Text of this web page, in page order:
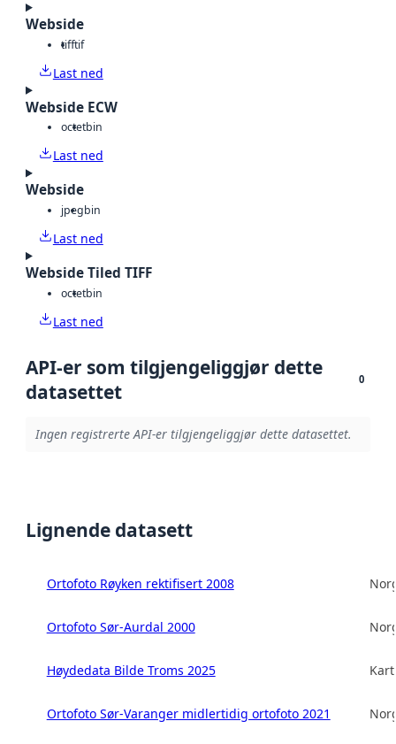
Webside
tifftif
Last ned
Webside ECW
octetbin
Last ned
Webside
jpegbin
Last ned
Webside Tiled TIFF
octetbin
Last ned
API-er som tilgjengeliggjør dette
datasettet
0
Ingen registrerte API-er tilgjengeliggjør dette datasettet.
Lignende datasett
Ortofoto Røyken rektifisert 2008
Ortofoto Sør-Aurdal 2000
Høydedata Bilde Troms 2025
Ortofoto Sør-Varanger midlertidig ortofoto 2021